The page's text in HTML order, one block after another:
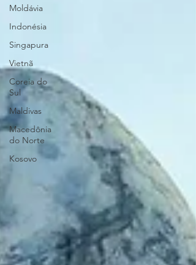
Moldávia
Indonésia
Singapura
Vietnã
Coreia do
Sul
Maldivas
Macedônia
do Norte
Kosovo